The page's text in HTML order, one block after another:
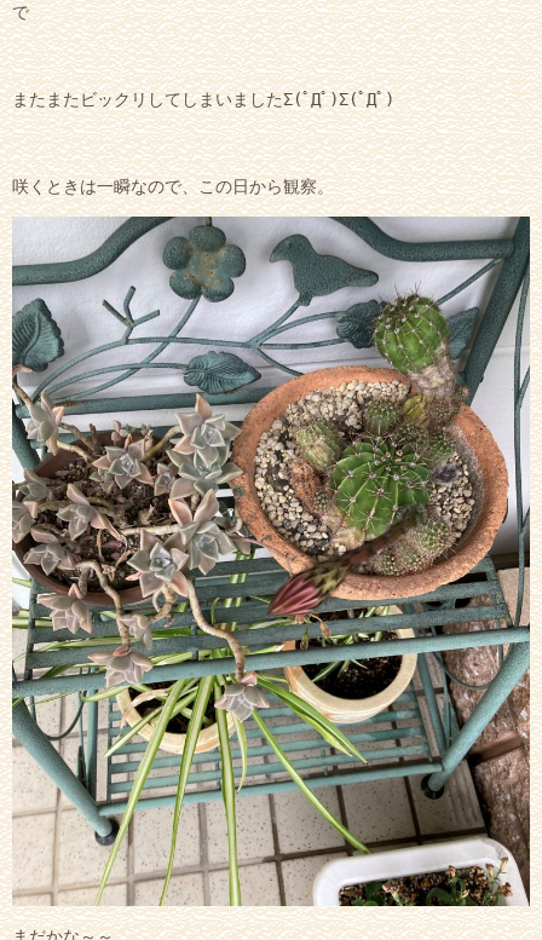
で
またまたビックリしてしまいましたΣ(ﾟДﾟ)Σ(ﾟДﾟ)
咲くときは一瞬なので、この日から観察。